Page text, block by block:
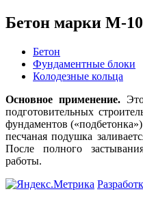
Бетон марки М-
Бетон
Фундаментные блоки
Колодезные кольца
Основное применение.
подготовительных
фундаментов
песчаная подушка
После полного
работы.